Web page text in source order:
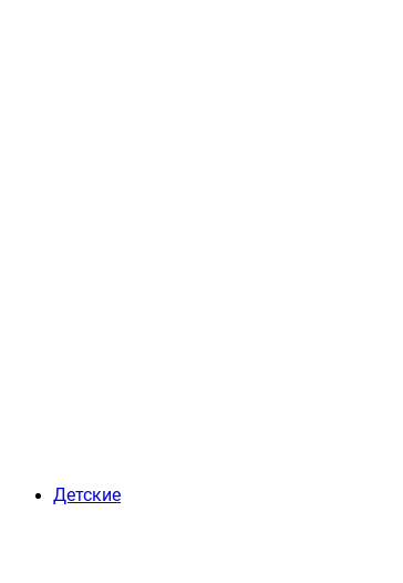
Детские